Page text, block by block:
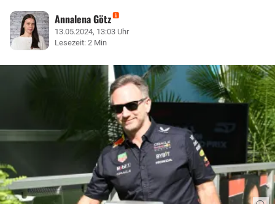
Annalena Götz
13.05.2024, 13:03 Uhr
Lesezeit: 2 Min